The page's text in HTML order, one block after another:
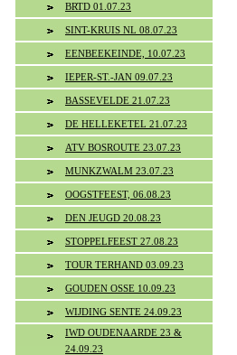
BRTD 01.07.23
SINT-KRUIS NL 08.07.23
EENBEEKEINDE, 10.07.23
IEPER-ST.-JAN 09.07.23
BASSEVELDE 21.07.23
DE HELLEKETEL 21.07.23
ATV BOSROUTE 23.07.23
MUNKZWALM 23.07.23
OOGSTFEEST, 06.08.23
DEN JEUGD 20.08.23
STOPPELFEEST 27.08.23
TOUR TERHAND 03.09.23
GOUDEN OSSE 10.09.23
WIJDING SENTE 24.09.23
IWD OUDENAARDE 23 &
24.09.23